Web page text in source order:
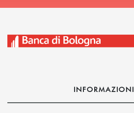
INFORMAZIONI